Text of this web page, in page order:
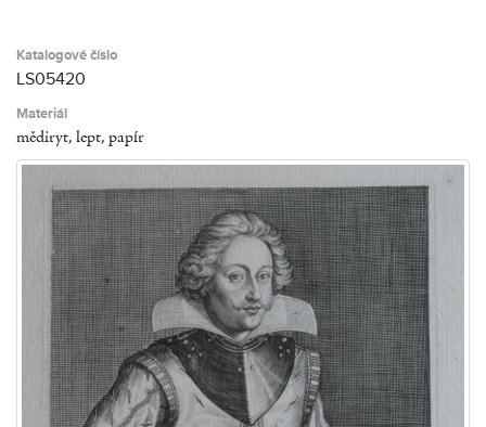
Katalogové číslo
LS05420
Materiál
mědiryt, lept, papír